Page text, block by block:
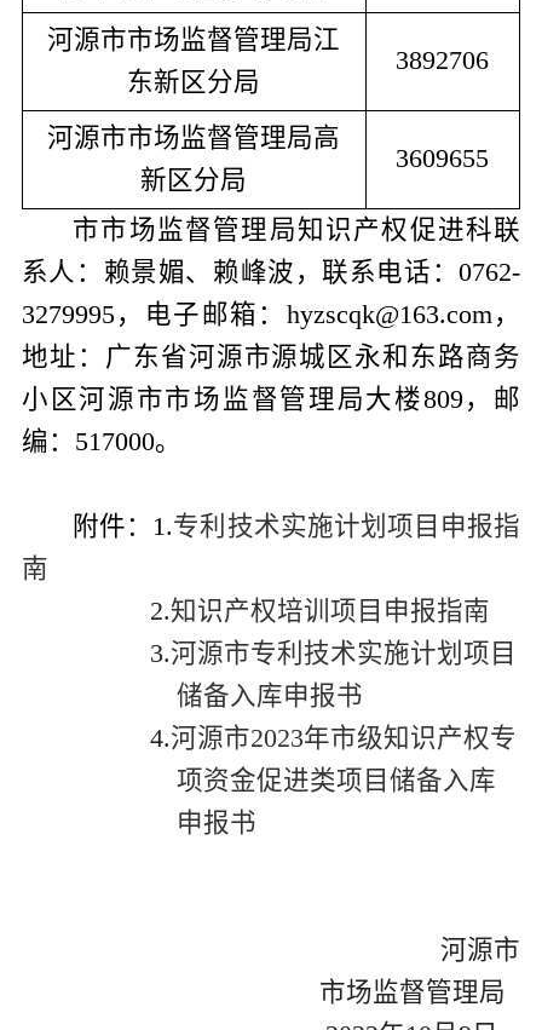
河源市市场监督管理局江
东新区分局
3892706
河源市市场监督管理局高
新区分局
3609655
市市场监督管理 局知识产权促进科联
系人：赖景媚、赖峰波，联系电话：0762-
3279995，电子邮箱： hyzscqk@163.com ，
地址：广东省河源市源城区永和东路商务
小区河源市市场监督管理局大楼809 ，邮
编： 517000。
附件： 1.专利技术实施计划项目申报指
南
2.知识产权培训项目申报指南
3.河源市专利技术实施计划项目
储备入库申报书
4.河源市2023年市级知识产权专
项资金促进类项目储备入库
申报书
河源市
市场监督管理局